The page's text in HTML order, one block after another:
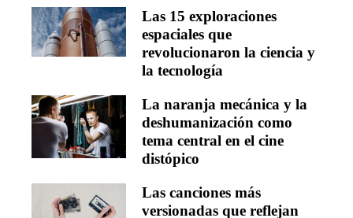
Las 15 exploraciones
espaciales que
revolucionaron la ciencia y
la tecnología
La naranja mecánica y la
deshumanización como
tema central en el cine
distópico
Las canciones más
versionadas que reflejan